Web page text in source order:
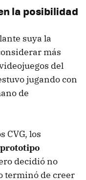
la posibilidad
suya la
más
del
jugando con
de
CVG, los
decidió no
terminó de creer